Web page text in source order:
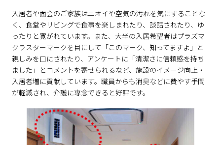
入居者や面会のご家族はニオイや空気の汚れを気にすることな
く、食堂やリビングで食事を楽しまれたり、談話されたり、ゆ
ったりと寛がれています。また、大半の入居希望者はプラズマ
クラスターマークを目にして「このマーク、知ってますよ」と
親しみを口にされたり、アンケートに「清潔さに信頼感を持ち
ました」とコメントを寄せられるなど、施設のイメージ向上・
入居者増に貢献しています。職員からも消臭などに費やす手間
が軽減され、介護に専念できると好評です。